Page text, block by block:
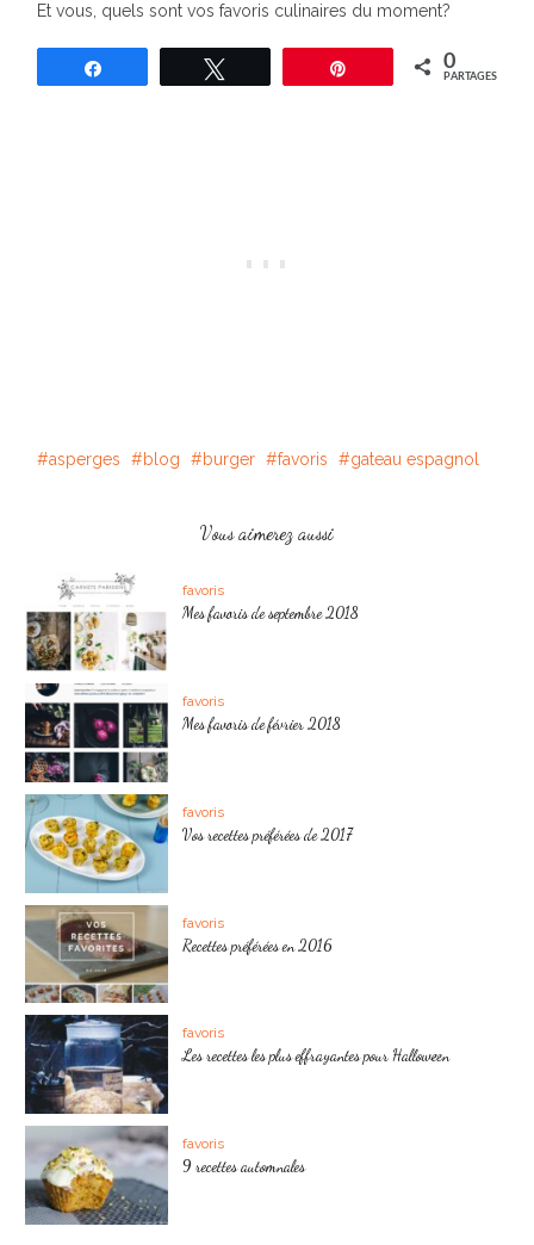
Et vous, quels sont vos favoris culinaires du moment?
Épingle 0
PARTAGES
asperges blog burger favoris gateau espagnol
Vous aimerez aussi
favoris
Mes favoris de septembre 2018
favoris
Mes favoris de février 2018
favoris
Vos recettes préférées de 2017
favoris
Recettes préférées en 2016
favoris
Les recettes les plus effrayantes pour Halloween
favoris
9 recettes automnales